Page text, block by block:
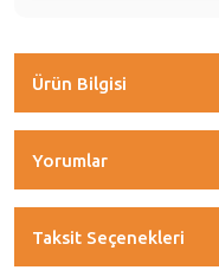
Ürün Bilgisi
Yorumlar
Taksit Seçenekleri